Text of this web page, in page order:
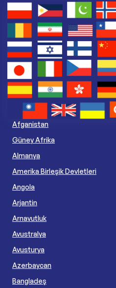
Afganistan
Güney Afrika
Almanya
Amerika Birleşik Devletleri
Angola
Arjantin
Arnavutluk
Avustralya
Avusturya
Azerbaycan
Bangladeş